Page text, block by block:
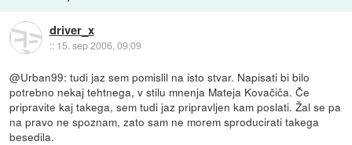
driver_x
:: 15. sep 2006, 09:09
@Urban99: tudi jaz sem pomislil na isto stvar. Napisati bi bilo
potrebno nekaj tehtnega, v stilu mnenja Mateja Kovačiča. Če
pripravite kaj takega, sem tudi jaz pripravljen kam poslati. Žal se pa
na pravo ne spoznam, zato sam ne morem sproducirati takega
besedila.